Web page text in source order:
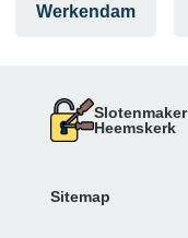
Werkendam
Slotenmaker
Heemskerk
Sitemap